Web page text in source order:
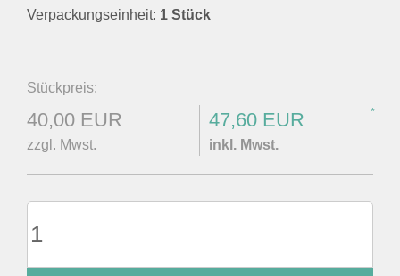
Verpackungseinheit: 1 Stück
Stückpreis:
40,00 EUR
zzgl. Mwst.
47,60 EUR *
inkl. Mwst.